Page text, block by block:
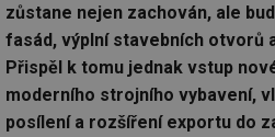
zůstane nejen zachován, ale
fasád, výplní stavebních otvorů
Přispěl k tomu jednak vstup
moderního strojního vybavení,
posílení a rozšíření exportu do